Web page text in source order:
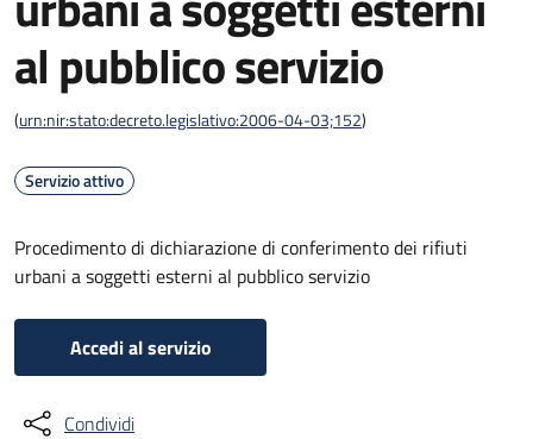
al pubblico servizio
(urn:nir:stato:decreto.legislativo:2006-04-03;152)
Servizio attivo
Procedimento di dichiarazione di conferimento dei rifiuti
urbani a soggetti esterni al pubblico servizio
Accedi al servizio
Condividi